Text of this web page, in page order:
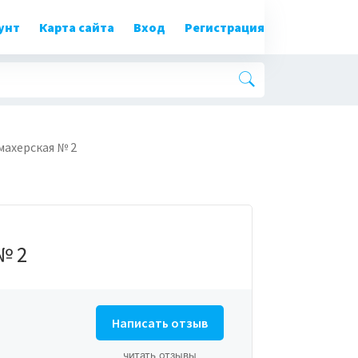
Карта сайта Вход Регистрация
№ 2
2
Написать отзыв
читать отзывы